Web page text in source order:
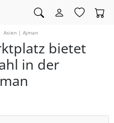
Asien | Ajman
bietet
in der